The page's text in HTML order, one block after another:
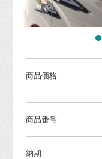
商品価格
商品番号
納期